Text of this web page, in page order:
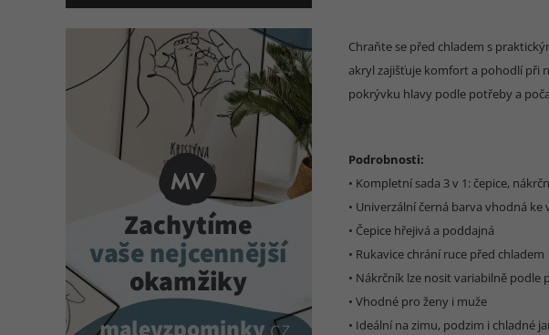
Chraňte se před chladem s
akryl zajišťuje komfort a pohodlí při
pokrývku hlavy podle potřeby a
Podrobnosti:
• Kompletní sada 3 v 1: čepice,
• Univerzální černá barva vhodná ke
• Čepice hřejivá a poddajná
• Rukavice chrání ruce před chladem
• Nákrčník lze nosit variabilně podle
• Vhodné pro ženy i muže
• Ideální na zimu, podzim i chladné